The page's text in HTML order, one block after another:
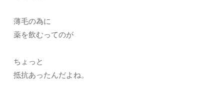
薄毛の為に
薬を飲むってのが
ちょっと
抵抗あったんだよね。